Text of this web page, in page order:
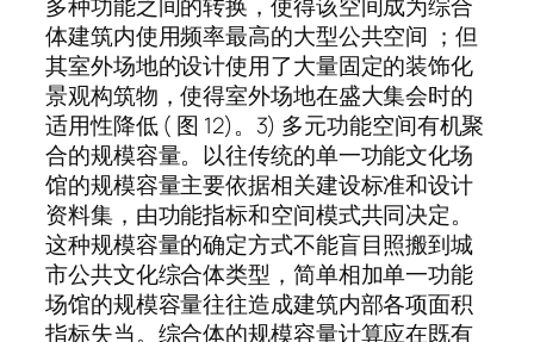
多种功能之间的转换，使得该空间成为综合
体建筑内使用频率最高的大型公共空间 ；但
其室外场地的设计使用了大量固定的装饰化
景观构筑物，使得室外场地在盛大集会时的
适用性降低 ( 图 12)。3) 多元功能空间有机聚
合的规模容量。以往传统的单一功能文化场
馆的规模容量主要依据相关建设标准和设计
资料集，由功能指标和空间模式共同决定。
这种规模容量的确定方式不能盲目照搬到城
市公共文化综合体类型，简单相加单一功能
场馆的规模容量往往造成建筑内部各项面积
指标失当。综合体的规模容量计算应在既有